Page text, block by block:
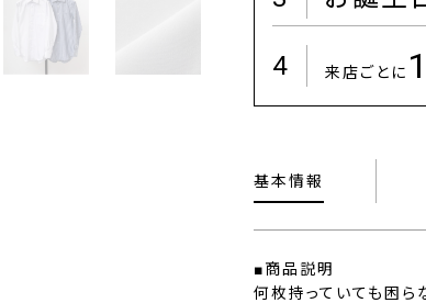
4 来店ごとに
基本情報
■商品説明
何枚持っていても困ら